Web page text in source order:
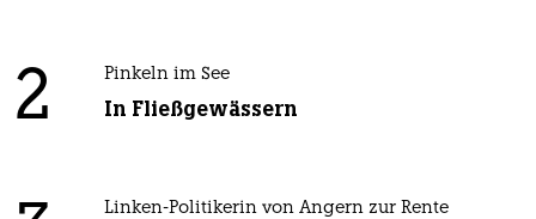
2 Pinkeln im See
In Fließgewässern
Linken-Politikerin von Angern zur Rente